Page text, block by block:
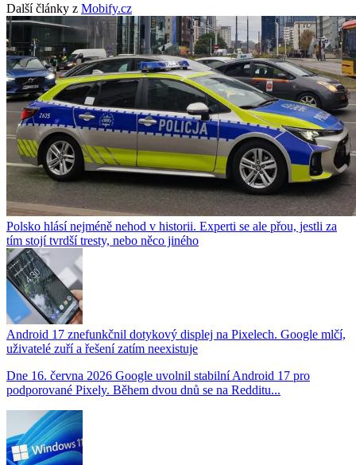
Další články z Mobify.cz
Polsko hlásí nejméně nehod v historii. Experti se ale přou, jestli za
tím stojí tvrdší tresty, nebo něco jiného
Android 17 znefunkčnil dotykový displej na Pixelech. Google mlčí,
uživatelé zuří a řešení zatím neexistuje
Dne 16. června 2026 Google uvolnil stabilní Android 17 pro
podporované Pixely. Během dvou dnů se na Redditu...